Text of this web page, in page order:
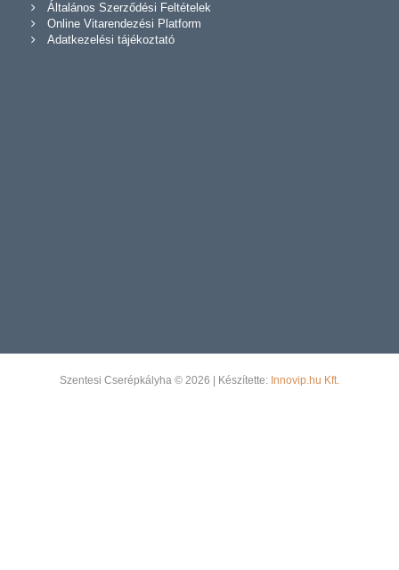
Általános Szerződési Feltételek
Online Vitarendezési Platform
Adatkezelési tájékoztató
Szentesi Cserépkályha © 2026 | Készítette: Innovip.hu Kft.